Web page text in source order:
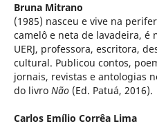
Bruna Mitrano
(1985) nasceu e vive na
camelô e neta de lavadeira, é
UERJ, professora, escritora,
cultural. Publicou contos,
jornais, revistas e antologias
do livro Não(Ed. Patuá, 2016).
Carlos Emílio Corrêa Lima